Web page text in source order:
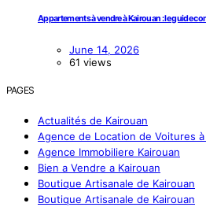
Appartements à vendre à Kairouan : le guide
June 14, 2026
61 views
PAGES
Actualités de Kairouan
Agence de Location de Voitures à
Agence Immobiliere Kairouan
Bien a Vendre a Kairouan
Boutique Artisanale de Kairouan
Boutique Artisanale de Kairouan